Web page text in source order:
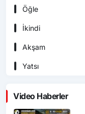
Öğle
İkindi
Akşam
Yatsı
Video Haberler